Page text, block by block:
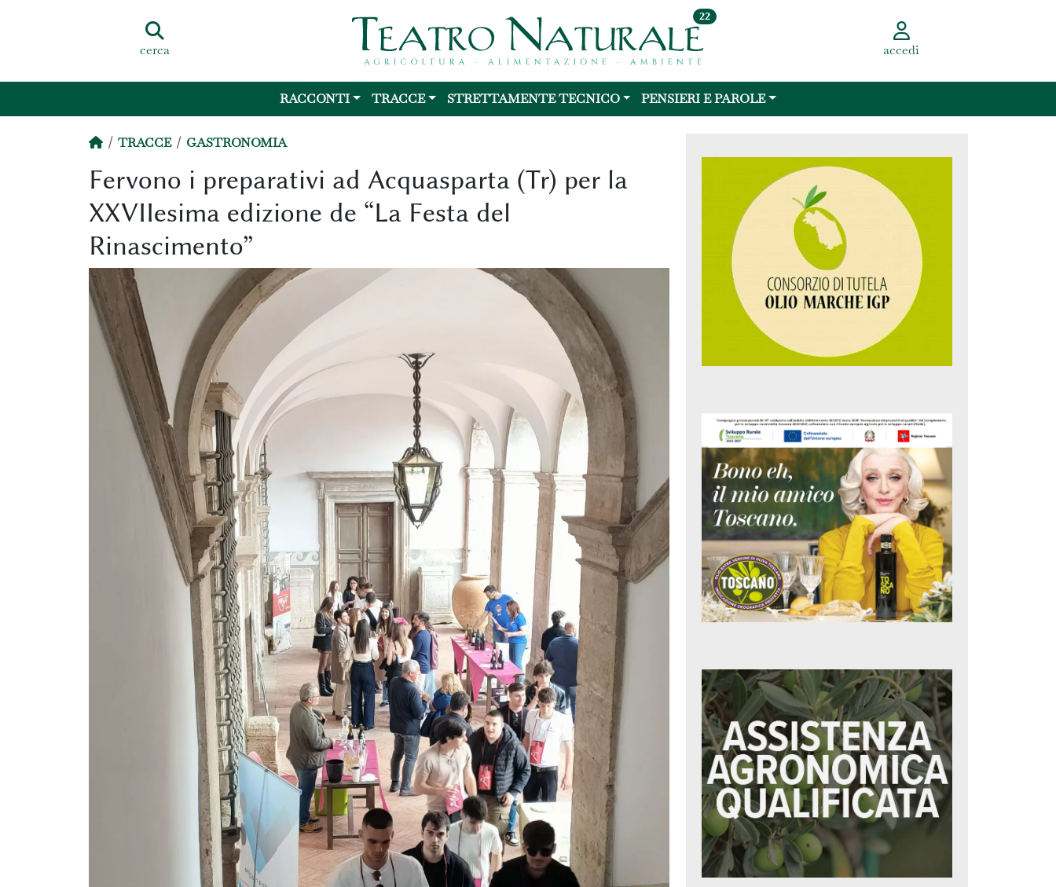
cerca
22
accedi
RACCONTI TRACCE STRETTAMENTE TECNICO PENSIERI E PAROLE
TRACCE GASTRONOMIA
Fervono i preparativi ad Acquasparta (Tr) per la
XXVIIesima edizione de “La Festa del
Rinascimento”